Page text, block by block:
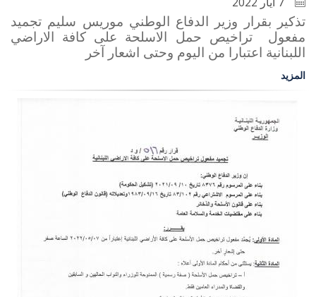
تذكير بقرار وزير الدفاع الوطني موريس سليم تجميد
مفعول تراخيص حمل الاسلحة على كافة الاراضي
اللبنانية اعتبارا من اليوم وحتى اشعار آخر
المزيد